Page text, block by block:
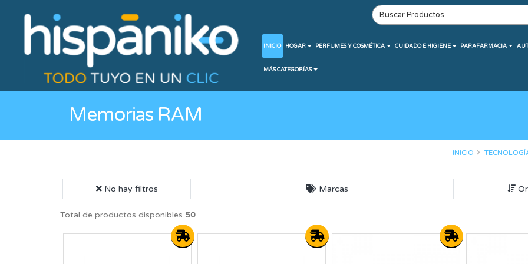
INICIO HOGAR PERFUMES Y COSMÉTICA CUIDADO E HIGIENE PARAFARMACIA
MÁS CATEGORÍAS
Memorias RAM
INICIO
No hay filtros Marcas
Total de productos disponibles 50